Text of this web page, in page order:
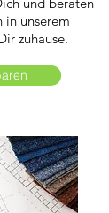
in unserem
zuhause.